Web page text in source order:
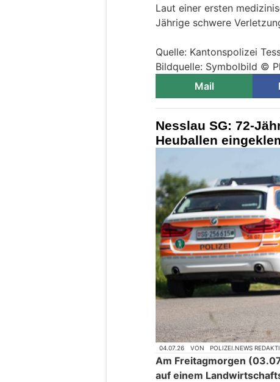
Laut einer ersten
Jährige schwere
Quelle: Kantonspolizei
Bildquelle: Symbolbild ©
Mail
Nesslau SG: 72-
Heuballen
04.07.26 VON POLIZEI.NEWS
Am Freitagmorgen
auf einem